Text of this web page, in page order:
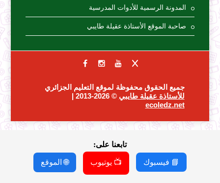
المدونة الرسمية للأدوات المدرسية
صاحبة الموقع الأستاذة عقيلة طايبي
جميع الحقوق محفوظة لموقع التعليم الجزائري
للأستاذة عقيلة طايبي © 2026-2013 |
ecoledz.net
تابعنا على:
📘 فيسبوك 📺 يوتيوب 🌐 الموقع